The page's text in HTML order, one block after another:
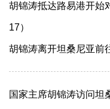
胡锦涛抵达路易港开始
17）
胡锦涛离开坦桑尼亚前
国家主席胡锦涛访问坦